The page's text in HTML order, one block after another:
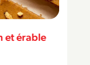
et érable